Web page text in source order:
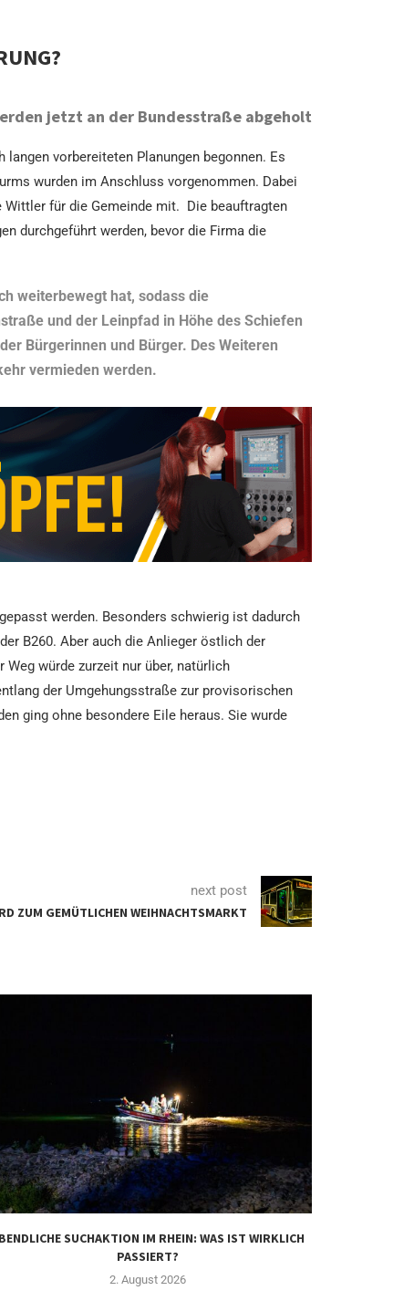
jetzt an der Bundesstraße abgeholt
vorbereiteten Planungen begonnen. Es
wurden im Anschluss vorgenommen. Dabei
für die Gemeinde mit. Die beauftragten
durchgeführt werden, bevor die Firma die
weiterbewegt hat, sodass die
und der Leinpfad in Höhe des Schiefen
Bürgerinnen und Bürger. Des Weiteren
vermieden werden.
werden. Besonders schwierig ist dadurch
B260. Aber auch die Anlieger östlich der
würde zurzeit nur über, natürlich
der Umgehungsstraße zur provisorischen
ging ohne besondere Eile heraus. Sie wurde
next post
ZUM GEMÜTLICHEN WEIHNACHTSMARKT
SUCHAKTION IM RHEIN: WAS IST WIRKLICH
PASSIERT?
2. August 2026